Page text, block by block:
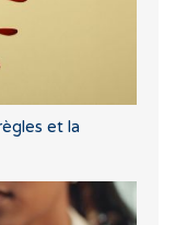
et la